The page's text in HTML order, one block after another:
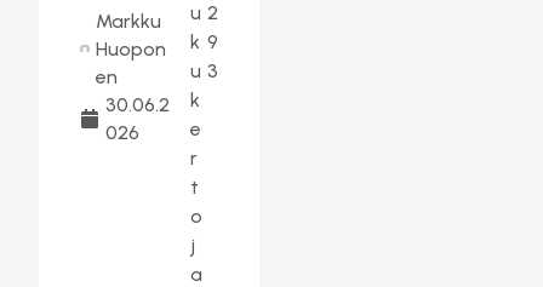
Markku
Huopon
en
30.06.2
026
u
k
u
k
e
r
t
o
j
a
2
9
3